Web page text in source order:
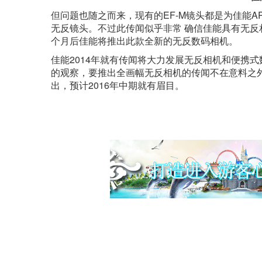
但问题也随之而来，现有的EF-M镜头都是为佳能
无反镜头。不过此传闻似乎非常 确信佳能具有无
个月后佳能将推出此款全新的无反数码相机。
佳能2014年就有传闻将大力发展无反相机和便携
的观察，要推出全画幅无反相机的传闻不在意料
出，预计2016年中期就有眉目。